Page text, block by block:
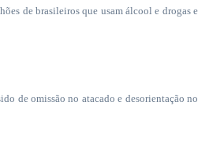
de brasileiros que usam álcool e drogas e
de omissão no atacado e desorientação no